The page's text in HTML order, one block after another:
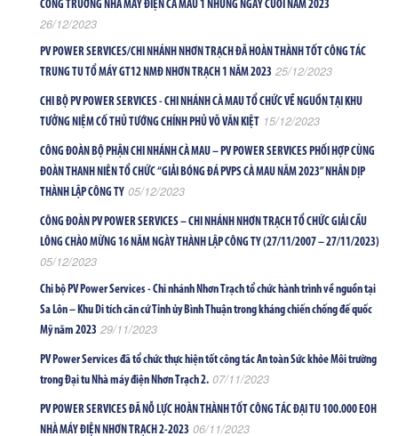
CÔNG TRƯỜNG NHÀ MÁY ĐIỆN CÀ MAU 1 NHỮNG NGÀY CUỐI NĂM 2023
26/12/2023
PV POWER SERVICES/CHI NHÁNH NHƠN TRẠCH ĐÃ HOÀN THÀNH TỐT CÔNG TÁC
TRUNG TU TỔ MÁY GT12 NMĐ NHƠN TRẠCH 1 NĂM 2023 25/12/2023
CHI BỘ PV POWER SERVICES - CHI NHÁNH CÀ MAU TỔ CHỨC VỀ NGUỒN TẠI KHU
TƯỞNG NIỆM CỐ THỦ TƯỚNG CHÍNH PHỦ VÕ VĂN KIỆT 15/12/2023
CÔNG ĐOÀN BỘ PHẬN CHI NHÁNH CÀ MAU – PV POWER SERVICES PHỐI HỢP CÙNG
ĐOÀN THANH NIÊN TỔ CHỨC “GIẢI BÓNG ĐÁ PVPS CÀ MAU NĂM 2023” NHÂN DỊP
THÀNH LẬP CÔNG TY 05/12/2023
CÔNG ĐOÀN PV POWER SERVICES – CHI NHÁNH NHƠN TRẠCH TỔ CHỨC GIẢI CẦU
LÔNG CHÀO MỪNG 16 NĂM NGÀY THÀNH LẬP CÔNG TY (27/11/2007 – 27/11/2023)
05/12/2023
Chi bộ PV Power Services - Chi nhánh Nhơn Trạch tổ chức hành trình về nguồn tại
Sa Lôn – Khu Di tích căn cứ Tỉnh ủy Bình Thuận trong kháng chiến chống đế quốc
Mỹ năm 2023 29/11/2023
PV Power Services đã tổ chức thực hiện tốt công tác An toàn Sức khỏe Môi trường
trong Đại tu Nhà máy điện Nhơn Trạch 2. 07/11/2023
PV POWER SERVICES ĐÃ NỖ LỰC HOÀN THÀNH TỐT CÔNG TÁC ĐẠI TU 100.000 EOH
NHÀ MÁY ĐIỆN NHƠN TRẠCH 2-2023 06/11/2023